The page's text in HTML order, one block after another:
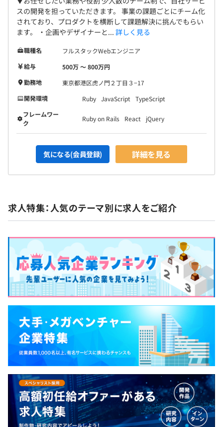
スの開発を担っていただきます。 事業の課題ごとにチーム化
されており、プロダクトを横断して課題解決に挑んでもらい
ます。 ・企画やデザイナーと... 詳しく見る
職種名
フルスタックWebエンジニア
給与
500万 〜 800万円
勤務地
東京都港区虎ノ門２丁目３−17
開発環境
Ruby JavaScript
TypeScript
フレームワー
ク
Ruby on Rails React jQuery
気になる(会員登録) 詳細を見る
求人特集：人気のテーマ別に求人をご紹介